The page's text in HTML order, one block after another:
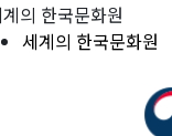
의 한국문화원
세계의 한국문화원